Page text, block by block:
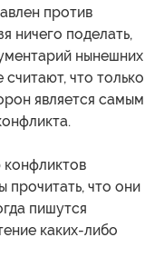
против
ничего поделать,
нынешних
что только
является самым
прочитать, что они
пишутся
каких-либо